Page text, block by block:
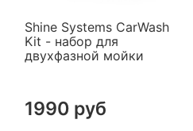
Shine Systems CarWash
Kit - набор для
двухфазной мойки
1990 руб